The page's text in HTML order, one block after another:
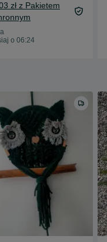
zł z Pakietem
o 06:24